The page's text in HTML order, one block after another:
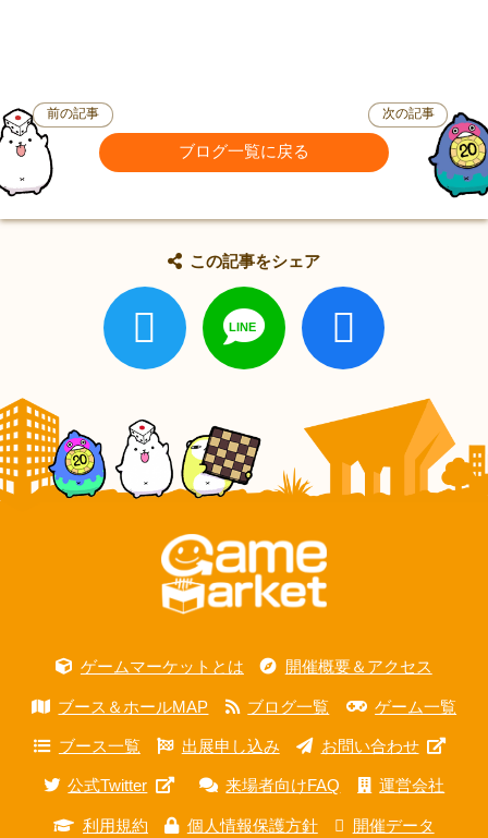
前の記事
ブログ一覧に戻る
次の記事
この記事をシェア
ゲームマーケットとは 開催概要＆アクセス
ブース＆ホールMAP ブログ一覧 ゲーム一覧
ブース一覧 出展申し込み お問い合わせ
公式Twitter 来場者向けFAQ 運営会社
利用規約 個人情報保護方針 開催データ